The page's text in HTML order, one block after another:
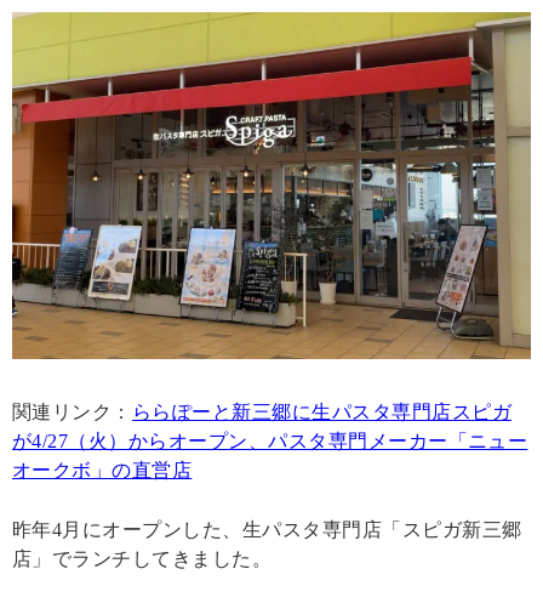
関連リンク： ららぽーと新三郷に生パスタ専門店スピガ
が4/27（火）からオープン、パスタ専門メーカー「ニュー
オークボ」の直営店
昨年4月にオープンした、生パスタ専門店「スピガ新三郷
店」でランチしてきました。